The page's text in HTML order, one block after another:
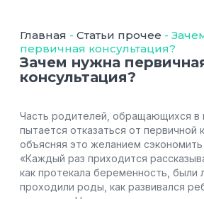
Главная - Статьи прочее -
первичная консультация?
Зачем нужна
консультация?
Часть родителей, обращающихся в
пытается отказаться от первичной
объясняя это желанием
«Каждый раз приходится
как протекала беременность, были
проходили роды, как развивался